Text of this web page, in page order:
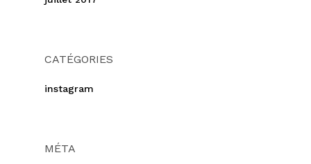
CATÉGORIES
instagram
MÉTA